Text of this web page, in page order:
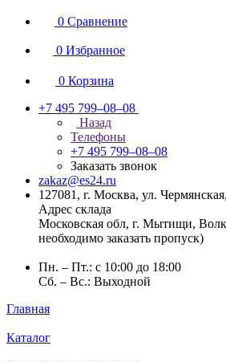
0 Сравнение
0 Избранное
0 Корзина
+7 495 799–08–08
Назад
Телефоны
+7 495 799–08–08
Заказать звонок
zakaz@es24.ru
127081, г. Москва, ул.
Адрес склада
Московская обл, г. Мытищи,
необходимо заказать пропуск)
Пн. – Пт.: с 10:00 до 18:00
Сб. – Вс.: Выходной
Главная
Каталог